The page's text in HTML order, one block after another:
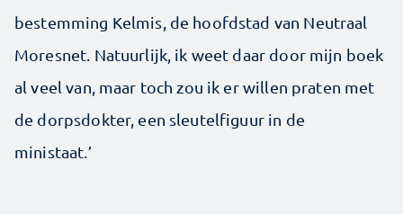
bestemming Kelmis, de hoofdstad van Neutraal
Moresnet. Natuurlijk, ik weet daar door mijn boek
al veel van, maar toch zou ik er willen praten met
de dorps­dokter, een sleutelfiguur in de
ministaat.’